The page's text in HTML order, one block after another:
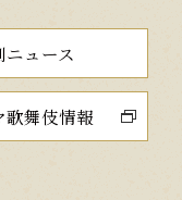
ニュース
歌舞伎情報